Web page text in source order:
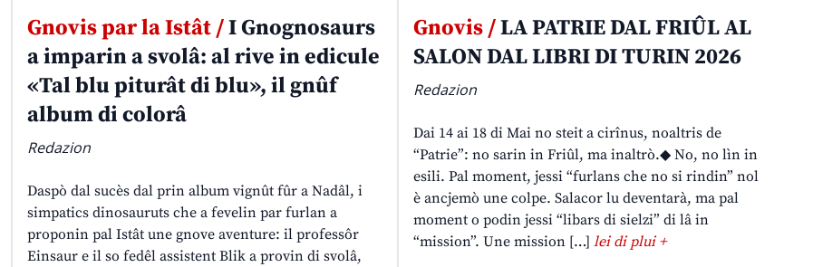
Gnovis par la Istât /I Gnognosaurs
a imparin a svolâ: al rive in edicule
«Tal blu piturât di blu», il gnûf
album di colorâ
Redazion
Daspò dal sucès dal prin album vignût fûr a Nadâl, i
simpatics dinosauruts che a fevelin par furlan a
proponin pal Istât une gnove aventure: il professôr
Einsaur e il so fedêl assistent Blik a provin di svolâ,
Gnovis /LA PATRIE DAL FRIÛL AL
SALON DAL LIBRI DI TURIN 2026
Redazion
Dai 14 ai 18 di Mai no steit a cirînus, noaltris de
“Patrie”: no sarin in Friûl, ma inaltrò.◆ No, no lìn in
esili. Pal moment, jessi “furlans che no si rindin” nol
è ancjemò une colpe. Salacor lu deventarà, ma pal
moment o podin jessi “libars di sielzi” di lâ in
“mission”. Une mission […]lei di plui +